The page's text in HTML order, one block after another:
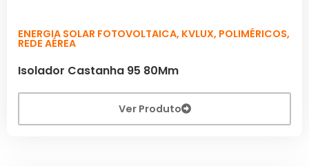
ENERGIA SOLAR FOTOVOLTAICA, KVLUX, POLIMÉRICOS,
REDE AÉREA
Isolador Castanha 95 80Mm
Ver Produto